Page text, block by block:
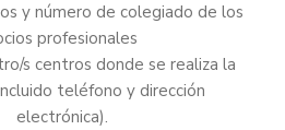
y número de colegiado de los
profesionales
s centros donde se realiza la
teléfono y dirección
electrónica).